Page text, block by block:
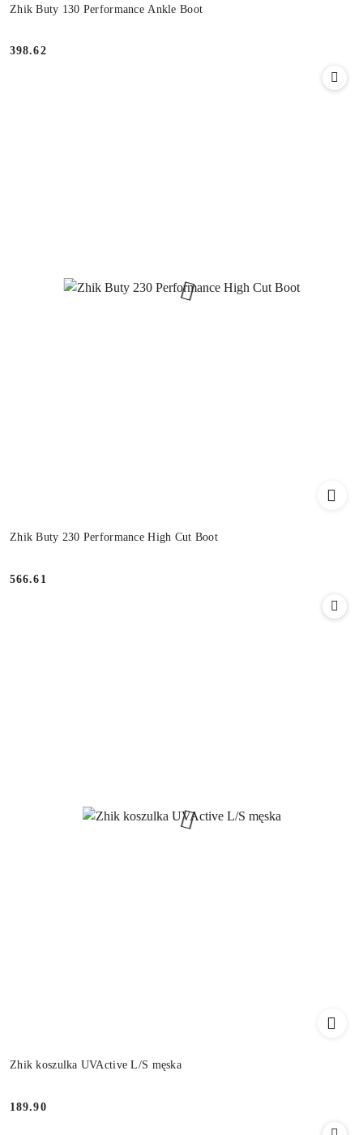
Zhik Buty 130 Performance Ankle Boot
Cena:
398.62
Zhik Buty 230 Performance High Cut Boot
Cena:
566.61
Zhik koszulka UVActive L/S męska
Cena:
189.90